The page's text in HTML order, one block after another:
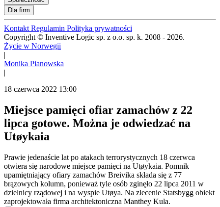
Dla firm
Kontakt Regulamin Polityka prywatności
Copyright © Inventive Logic sp. z o.o. sp. k. 2008 - 2026.
Życie w Norwegii
|
Monika Pianowska
|
18 czerwca 2022 13:00
Miejsce pamięci ofiar zamachów z 22
lipca gotowe. Można je odwiedzać na
Utøykaia
Prawie jedenaście lat po atakach terrorystycznych 18 czerwca
otwiera się narodowe miejsce pamięci na Utøykaia. Pomnik
upamiętniający ofiary zamachów Breivika składa się z 77
brązowych kolumn, ponieważ tyle osób zginęło 22 lipca 2011 w
dzielnicy rządowej i na wyspie Utøya. Na zlecenie Statsbygg obiekt
zaprojektowała firma architektoniczna Manthey Kula.